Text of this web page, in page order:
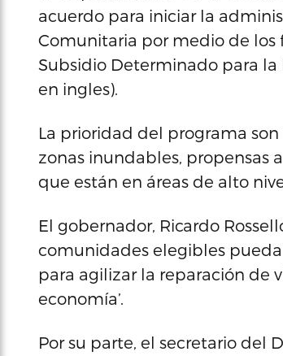
acuerdo para iniciar la
Comunitaria por medio de los
Subsidio Determinado para la
en ingles).
La prioridad del programa
zonas inundables, propensas
que están en áreas de alto
El gobernador, Ricardo
comunidades elegibles
para agilizar la reparación de
economía’.
Por su parte, el secretario del